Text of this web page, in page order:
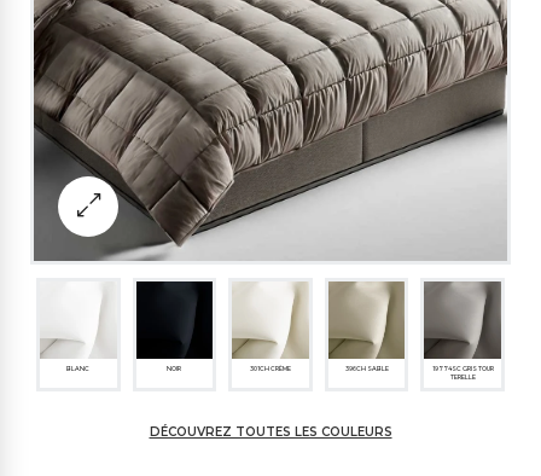
BLANC NOIR 301CH CRÈME 396CH SABLE
19774SC GRIS TOUR
TERELLE
DÉCOUVREZ TOUTES LES COULEURS